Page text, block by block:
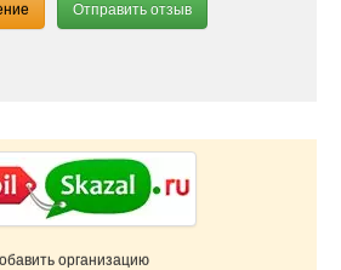
Отправить отзыв
организацию